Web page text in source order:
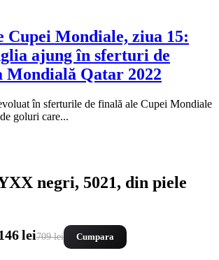
Cupei Mondiale, ziua 15:
ajung în sferturi de
Mondială Qatar 2022
în sferturile de finală ale Cupei Mondiale
goluri care...
negri, 5021, din piele
lei709 lei Cumpara